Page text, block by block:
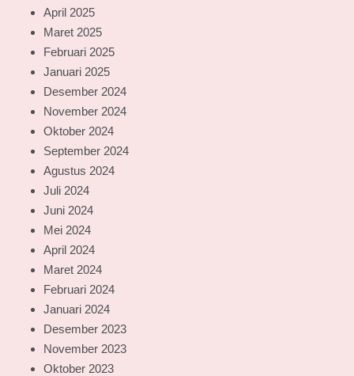
April 2025
Maret 2025
Februari 2025
Januari 2025
Desember 2024
November 2024
Oktober 2024
September 2024
Agustus 2024
Juli 2024
Juni 2024
Mei 2024
April 2024
Maret 2024
Februari 2024
Januari 2024
Desember 2023
November 2023
Oktober 2023